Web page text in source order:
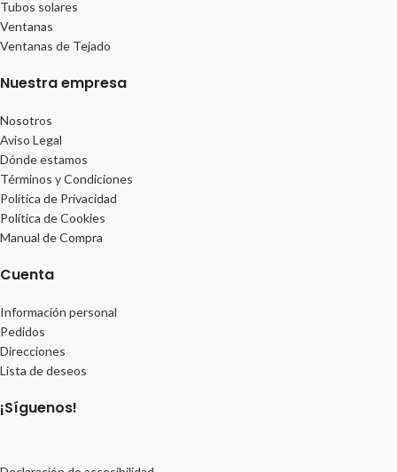
Tubos solares
Ventanas
Ventanas de Tejado
Nuestra empresa
Nosotros
Aviso Legal
Dónde estamos
Términos y Condiciones
Política de Privacidad
Política de Cookies
Manual de Compra
Cuenta
Información personal
Pedidos
Direcciones
Lista de deseos
¡Síguenos!